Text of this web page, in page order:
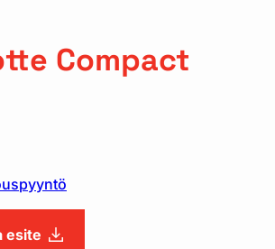
Compact
esite